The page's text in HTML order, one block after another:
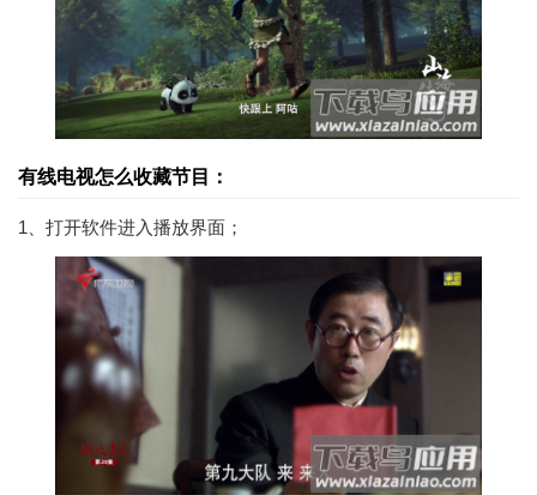
有线电视怎么收藏节目：
1、打开软件进入播放界面；